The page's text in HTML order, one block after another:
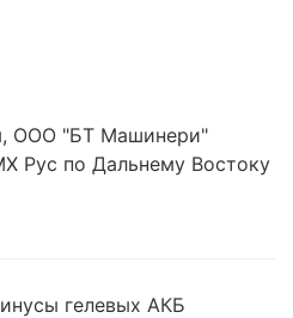
ООО "БТ Машинери"
Рус по Дальнему Востоку
гелевых АКБ